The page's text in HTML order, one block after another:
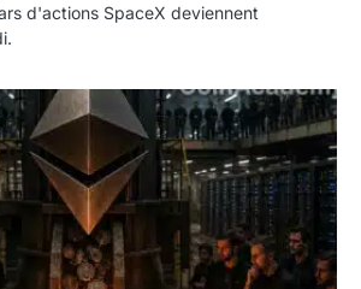
d'actions SpaceX deviennent
brûler les récompenses des